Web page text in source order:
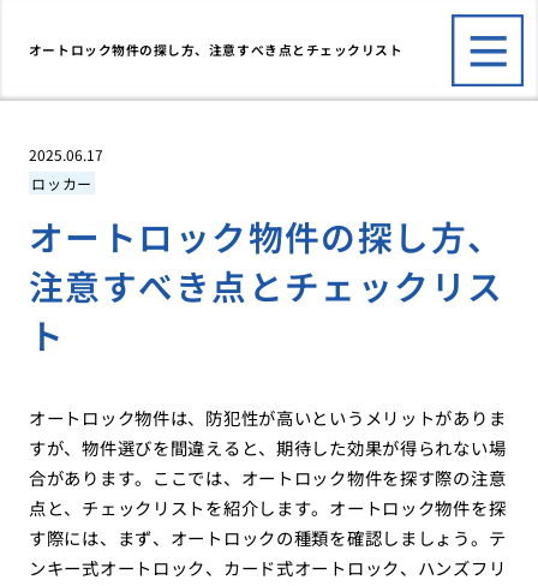
オートロック物件の探し方、注意すべき点とチェックリスト
2025.06.17
ロッカー
オートロック物件の探し方、
注意すべき点とチェックリス
ト
オートロック物件は、防犯性が高いというメリットがありま
すが、物件選びを間違えると、期待した効果が得られない場
合があります。ここでは、オートロック物件を探す際の注意
点と、チェックリストを紹介します。オートロック物件を探
す際には、まず、オートロックの種類を確認しましょう。テ
ンキー式オートロック、カード式オートロック、ハンズフリ